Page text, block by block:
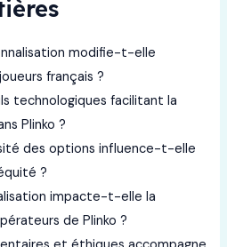
modifie-t-elle
français ?
technologiques facilitant la
Plinko ?
des options influence-t-elle
?
impacte-t-elle la
de Plinko ?